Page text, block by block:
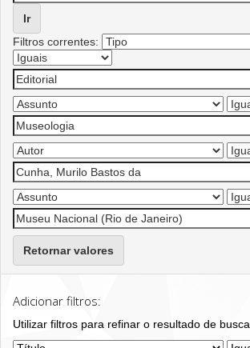
Filtros correntes:
Retornar valores
Adicionar filtros:
Utilizar filtros para refinar o resultado de busca.